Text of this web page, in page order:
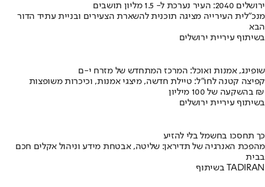
ירושלים 2040: העיר נערכת ל- 1.5 מליון תושבים
מנכ"לית העירייה מציגה תוכנית להשארת הצעירים ובניית עתיד הדור
הבא
בשיתוף עיריית ירושלים
שופינג, אמנות ואוכל: המרכז המתחדש של מזרח י-ם
קפיצה קטנה לחו"ל: טיילת חדשה, מיצגי אמנות, וכיכרות משופצות
בהשקעה של 100 מיליון ₪
בשיתוף עיריית ירושלים
כך תחסכו בחשמל בלי להזיע
מהפכת האנרגיה של תדיראן: שליטה, אבטחת מידע וניהול אקלים חכם
בבית
בשיתוף TADIRAN